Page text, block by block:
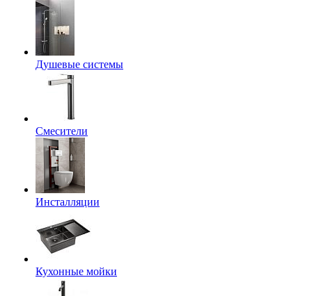
Душевые системы
Смесители
Инсталляции
Кухонные мойки